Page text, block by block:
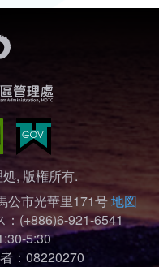
, 版権所有.
公市光華里171号地図
：(+886)6-921-6541
5:30
：08220270